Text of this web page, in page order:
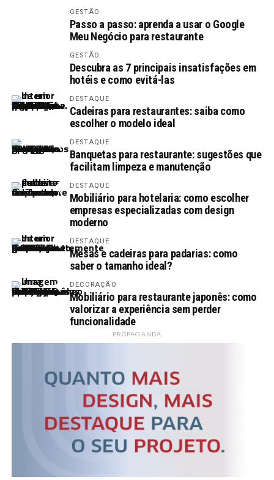
GESTÃO
Passo a passo: aprenda a usar o Google
Meu Negócio para restaurante
GESTÃO
Descubra as 7 principais insatisfações em
hotéis e como evitá-las
DESTAQUE
Cadeiras para restaurantes: saiba como
escolher o modelo ideal
DESTAQUE
Banquetas para restaurante: sugestões que
facilitam limpeza e manutenção
DESTAQUE
Mobiliário para hotelaria: como escolher
empresas especializadas com design
moderno
DESTAQUE
Mesas e cadeiras para padarias: como
saber o tamanho ideal?
DECORAÇÃO
Mobiliário para restaurante japonês: como
valorizar a experiência sem perder
funcionalidade
PROPAGANDA